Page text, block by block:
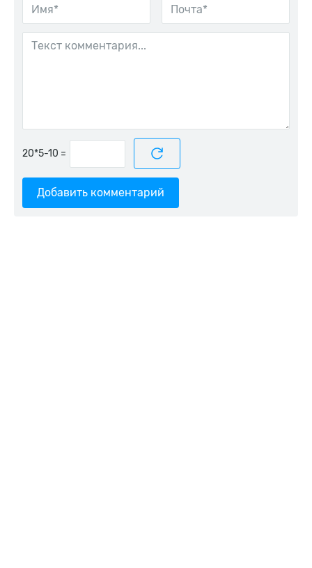
=
Добавить комментарий